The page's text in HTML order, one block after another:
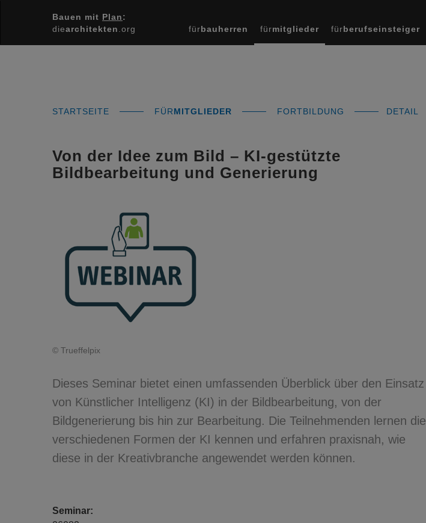
Bauen mit Plan:
diearchitekten .org fürbauherren fürmitglieder fürberufseinsteiger
STARTSEITE FÜRMITGLIEDER FORTBILDUNG DETAIL
Von der Idee zum Bild – KI-gestützte
Bildbearbeitung und Generierung
© Trueffelpix
Dieses Seminar bietet einen umfassenden Überblick über den Einsatz
von Künstlicher Intelligenz (KI) in der Bildbearbeitung, von der
Bildgenerierung bis hin zur Bearbeitung. Die Teilnehmenden lernen die
verschiedenen Formen der KI kennen und erfahren praxisnah, wie
diese in der Kreativbranche angewendet werden können.
Seminar: